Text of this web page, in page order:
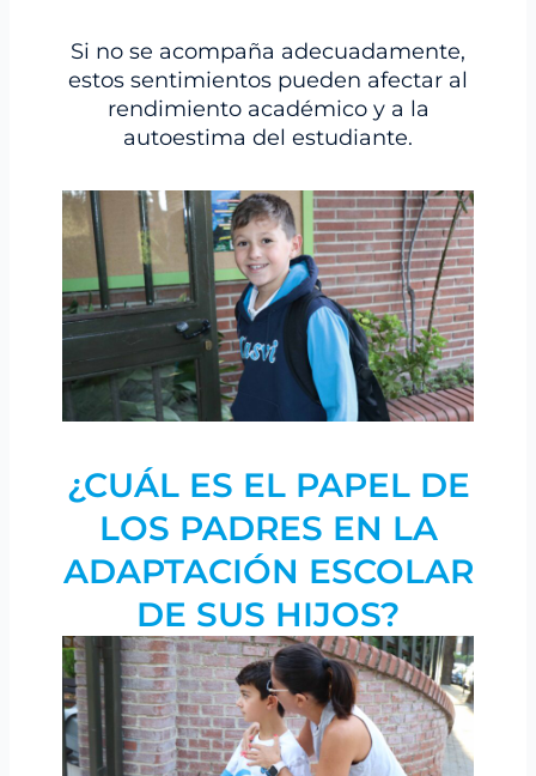
Si no se acompaña adecuadamente,
estos sentimientos pueden afectar al
rendimiento académico y a la
autoestima del estudiante.
¿CUÁL ES EL PAPEL DE
LOS PADRES EN LA
ADAPTACIÓN ESCOLAR
DE SUS HIJOS?